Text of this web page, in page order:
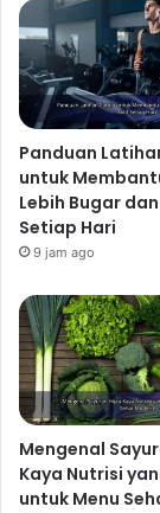
Panduan
untuk
Lebih Bugar
Setiap Hari
9 jam ago
Mengenal
Kaya Nutrisi
untuk Menu